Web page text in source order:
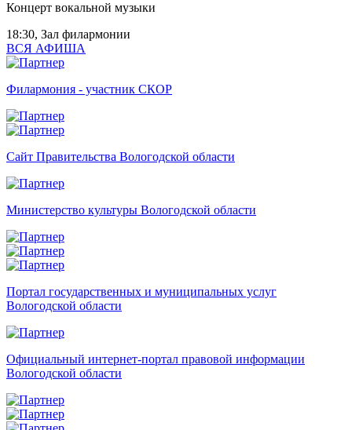
Концерт вокальной музыки
18:30, Зал филармонии
ВСЯ АФИША
Филармония - участник СКОР
Сайт Правительства Вологодской области
Министерство культуры Вологодской области
Портал государственных и муниципальных услуг
Вологодской области
Официальный интернет-портал правовой информации
Вологодской области